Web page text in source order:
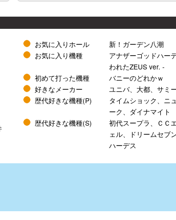
お気に入りホール
新！ガーデン八潮
お気に入り機種
アナザーゴッドハー
われたZEUS ver. -
初めて打った機種
バニーのどれかｗ
好きなメーカー
ユニバ、大都、サミ
歴代好きな機種(P)
タイムショック、ニ
ーク、ダイナマイト
歴代好きな機種(S)
初代スープラ、ＣＣ
ェル、ドリームセブ
ハーデス